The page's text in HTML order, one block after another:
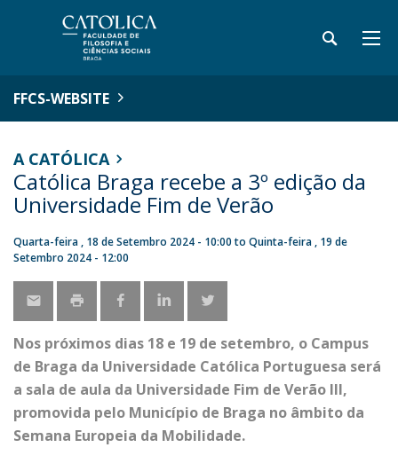
FFCS-WEBSITE
A CATÓLICA
Católica Braga recebe a 3º edição da
Universidade Fim de Verão
Quarta-feira , 18 de Setembro 2024 - 10:00to Quinta-feira , 19 de
Setembro 2024 - 12:00
Nos próximos dias 18 e 19 de setembro, o Campus
de Braga da Universidade Católica Portuguesa será
a sala de aula da Universidade Fim de Verão III,
promovida pelo Município de Braga no âmbito da
Semana Europeia da Mobilidade.